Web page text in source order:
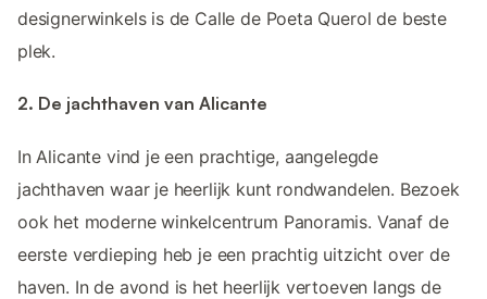
designerwinkels is de Calle de Poeta Querol de beste
plek.
2. De jachthaven van Alicante
In Alicante vind je een prachtige, aangelegde
jachthaven waar je heerlijk kunt rondwandelen. Bezoek
ook het moderne winkelcentrum Panoramis. Vanaf de
eerste verdieping heb je een prachtig uitzicht over de
haven. In de avond is het heerlijk vertoeven langs de